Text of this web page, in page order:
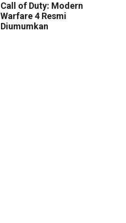
Call of Duty: Modern
Warfare 4 Resmi
Diumumkan